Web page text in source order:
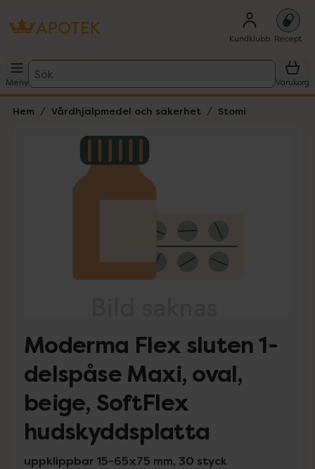
Kundklubb Recept
Meny
Sök
Varukorg
Hem Vårdhjälpmedel och säkerhet Stomi
Lista: . Innehåller 1 objekt.
Moderma Flex sluten 1-
delspåse Maxi, oval,
beige, SoftFlex
hudskyddsplatta
uppklippbar 15-65x75 mm, 30 styck